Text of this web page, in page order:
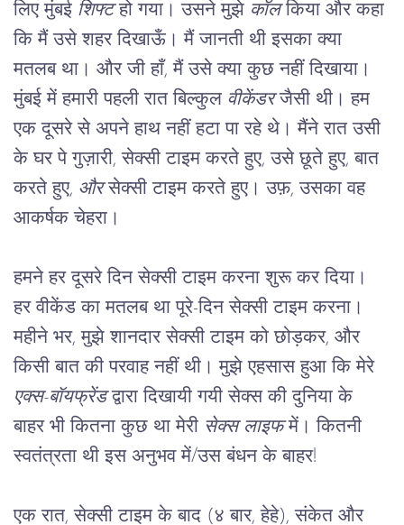
लिए मुंबई शिफ्ट हो गया। उसने मुझे कॉल किया और कहा
कि मैं उसे शहर दिखाऊँ। मैं जानती थी इसका क्या
मतलब था। और जी हाँ, मैं उसे क्या कुछ नहीं दिखाया।
मुंबई में हमारी पहली रात बिल्कुल वीकेंडर जैसी थी। हम
एक दूसरे से अपने हाथ नहीं हटा पा रहे थे। मैंने रात उसी
के घर पे गुज़ारी, सेक्सी टाइम करते हुए, उसे छूते हुए, बात
करते हुए, और सेक्सी टाइम करते हुए। उफ़, उसका वह
आकर्षक चेहरा।
हमने हर दूसरे दिन सेक्सी टाइम करना शुरू कर दिया।
हर वीकेंड का मतलब था पूरे-दिन सेक्सी टाइम करना।
महीने भर, मुझे शानदार सेक्सी टाइम को छोड़कर, और
किसी बात की परवाह नहीं थी। मुझे एहसास हुआ कि मेरे
एक्स-बॉयफ्रेंड द्वारा दिखायी गयी सेक्स की दुनिया के
बाहर भी कितना कुछ था मेरी सेक्स लाइफ में। कितनी
स्वतंत्रता थी इस अनुभव में/उस बंधन के बाहर!
एक रात, सेक्सी टाइम के बाद (४ बार, हेहे), संकेत और